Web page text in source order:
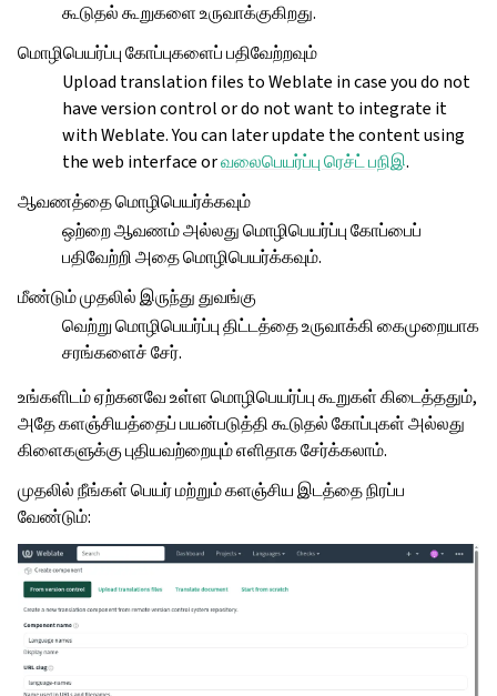
கூடுதல் கூறுகளை உருவாக்குகிறது.
மொழிபெயர்ப்பு கோப்புகளைப் பதிவேற்றவும்
Upload translation files to Weblate in case you do not
have version control or do not want to integrate it
with Weblate. You can later update the content using
the web interface orவலைபெயர்ப்பு ரெச்ட் பநிஇ.
ஆவணத்தை மொழிபெயர்க்கவும்
ஒற்றை ஆவணம் அல்லது மொழிபெயர்ப்பு கோப்பைப்
பதிவேற்றி அதை மொழிபெயர்க்கவும்.
மீண்டும் முதலில் இருந்து துவங்கு
வெற்று மொழிபெயர்ப்பு திட்டத்தை உருவாக்கி கைமுறையாக
சரங்களைச் சேர்.
உங்களிடம் ஏற்கனவே உள்ள மொழிபெயர்ப்பு கூறுகள் கிடைத்ததும்,
அதே களஞ்சியத்தைப் பயன்படுத்தி கூடுதல் கோப்புகள் அல்லது
கிளைகளுக்கு புதியவற்றையும் எளிதாக சேர்க்கலாம்.
முதலில் நீங்கள் பெயர் மற்றும் களஞ்சிய இடத்தை நிரப்ப
வேண்டும்: